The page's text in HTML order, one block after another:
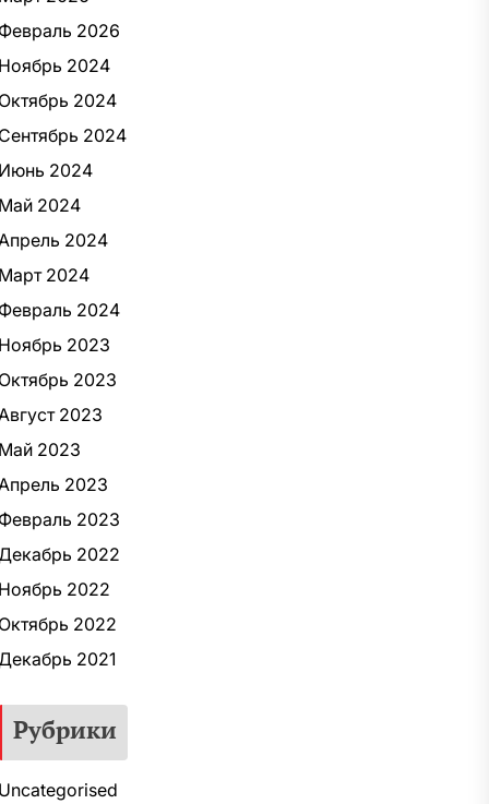
Февраль 2026
Ноябрь 2024
Октябрь 2024
Сентябрь 2024
Июнь 2024
Май 2024
2024
Март 2024
Февраль 2024
Ноябрь 2023
Октябрь 2023
2023
Май 2023
2023
Февраль 2023
2022
Ноябрь 2022
Октябрь 2022
2021
Рубрики
Uncategorised